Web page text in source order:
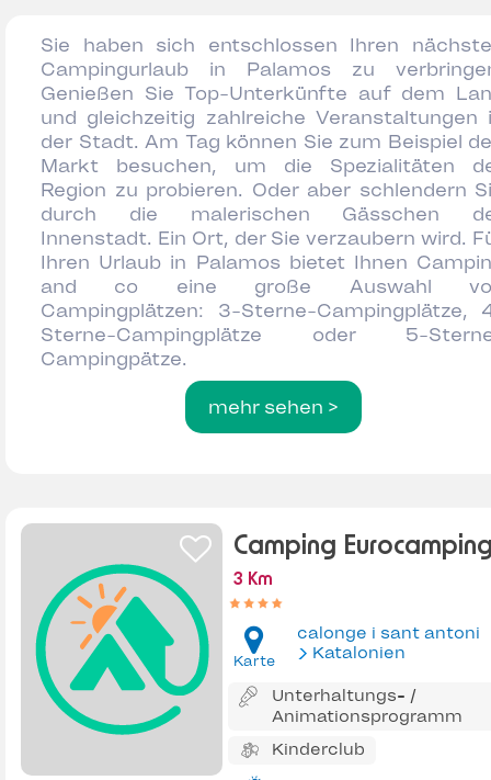
Sie haben sich entschlossen Ihren
Campingurlaub in Palamos zu
Genießen Sie Top-Unterkünfte auf dem
und gleichzeitig zahlreiche Veranstaltungen
der Stadt. Am Tag können Sie zum Beispiel
Markt besuchen, um die Spezialitäten
Region zu probieren. Oder aber schlendern
durch die malerischen Gässchen
Innenstadt. Ein Ort, der Sie verzaubern wird.
Ihren Urlaub in Palamos bietet Ihnen
and co eine große Auswahl
Campingplätzen: 3-Sterne-Campingplätze,
Sterne-Campingplätze oder 5-
Campingpätze.
mehr sehen >
Camping
3 Km
Karte
calonge i sant antoni
Katalonien
Unterhaltungs- /
Animationsprogramm
Kinderclub